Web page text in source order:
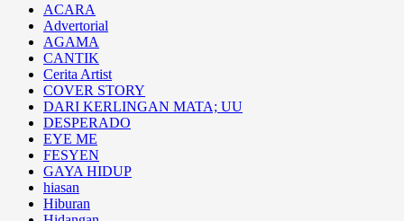
ACARA
Advertorial
AGAMA
CANTIK
Cerita Artist
COVER STORY
DARI KERLINGAN MATA; UU
DESPERADO
EYE ME
FESYEN
GAYA HIDUP
hiasan
Hiburan